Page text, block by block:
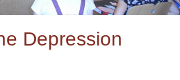
Depression